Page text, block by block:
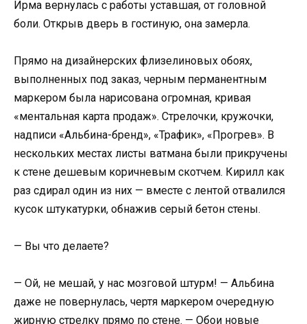
Ирма вернулась с работы уставшая, от головной
боли. Открыв дверь в гостиную, она замерла.
Прямо на дизайнерских флизелиновых обоях,
выполненных под заказ, черным перманентным
маркером была нарисована огромная, кривая
«ментальная карта продаж». Стрелочки, кружочки,
надписи «Альбина-бренд», «Трафик», «Прогрев». В
нескольких местах листы ватмана были прикручены
к стене дешевым коричневым скотчем. Кирилл как
раз сдирал один из них — вместе с лентой отвалился
кусок штукатурки, обнажив серый бетон стены.
— Вы что делаете?
— Ой, не мешай, у нас мозговой штурм! — Альбина
даже не повернулась, чертя маркером очередную
жирную стрелку прямо по стене. — Обои новые